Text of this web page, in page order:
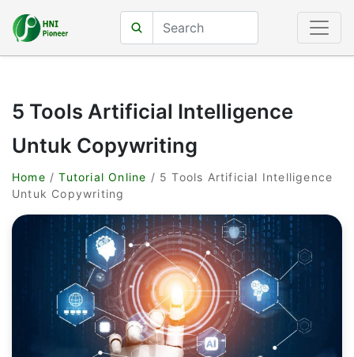
5 Tools Artificial Intelligence
Untuk Copywriting
Home /Tutorial Online / 5 Tools Artificial Intelligence
Untuk Copywriting